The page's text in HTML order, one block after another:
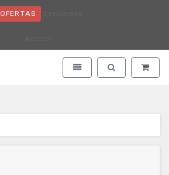
OFERTAS
Toggle navigation
Toggle search